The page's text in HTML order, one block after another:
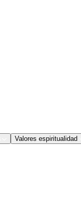
Valores espiritualidad